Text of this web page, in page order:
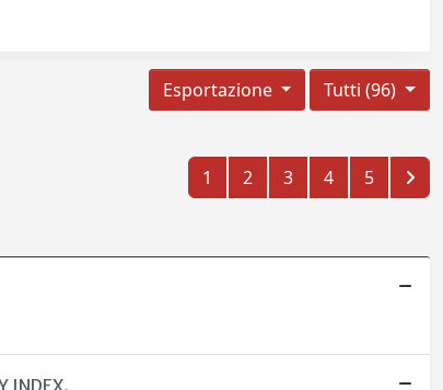
Tutti (96)
Esportazione
1 2 3 4 5